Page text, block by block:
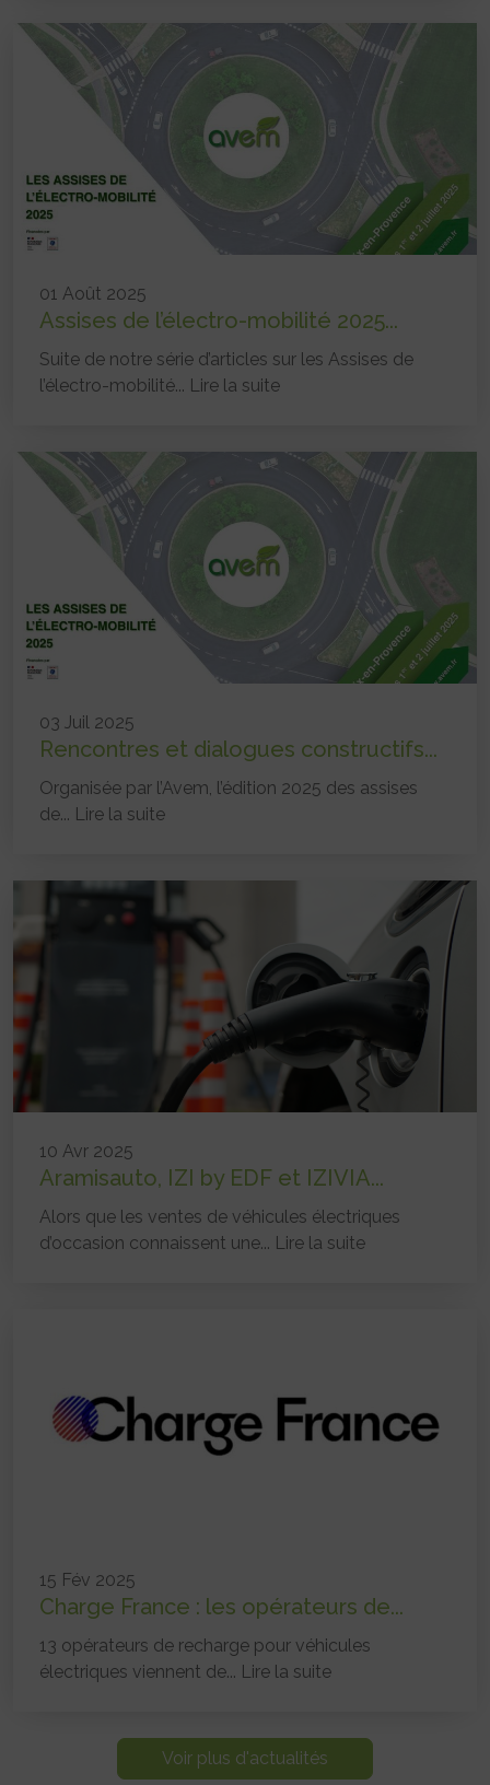
01 Août 2025
Assises de l’électro-mobilité 2025...
Suite de notre série d’articles sur les Assises de
l’électro-mobilité... Lire la suite
03 Juil 2025
Rencontres et dialogues constructifs...
Organisée par l’Avem, l’édition 2025 des assises
de... Lire la suite
10 Avr 2025
Aramisauto, IZI by EDF et IZIVIA...
Alors que les ventes de véhicules électriques
d’occasion connaissent une... Lire la suite
15 Fév 2025
Charge France : les opérateurs de...
13 opérateurs de recharge pour véhicules
électriques viennent de... Lire la suite
Voir plus d'actualités